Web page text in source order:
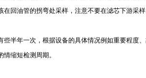
回油管的拐弯处采样，注意不要在滤芯下游采样
年一次，根据设备的具体情况例如重要程度
缩短检测周期。